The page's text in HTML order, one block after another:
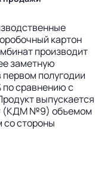
картон
производит
заметную
полугодии
по сравнению с
выпускается
(КДМ №9) объемом
со стороны